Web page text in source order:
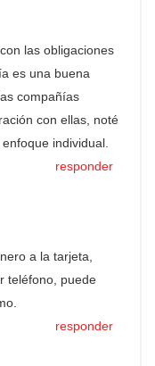
las obligaciones
es una buena
compañías
con ellas, noté
individual.
responder
a la tarjeta,
teléfono, puede
responder